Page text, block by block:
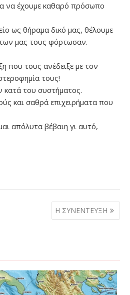
να έχουμε καθαρό πρόσωπο
ως θήραμα δικό μας, θέλουμε
μας τους φόρτωσαν.
που τους ανέδειξε με τον
τους!
κατά του συστήματος.
και σαθρά επιχειρήματα που
απόλυτα βέβαιη γι αυτό,
Η ΣΥΝΕΝΤΕΥΞΗ